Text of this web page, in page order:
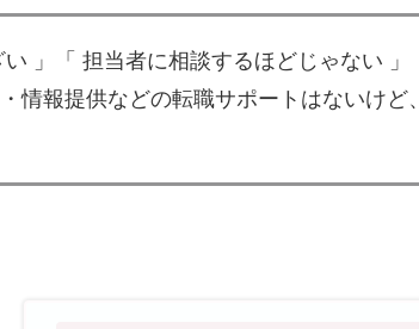
」「 担当者に相談するほどじゃない 」
情報提供などの転職サポートはないけど、